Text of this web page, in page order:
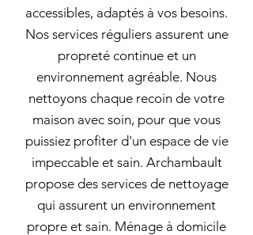
accessibles, adaptés à vos besoins.
Nos services réguliers assurent une
propreté continue et un
environnement agréable. Nous
nettoyons chaque recoin de votre
maison avec soin, pour que vous
puissiez profiter d'un espace de vie
impeccable et sain. Archambault
propose des services de nettoyage
qui assurent un environnement
propre et sain. Ménage à domicile